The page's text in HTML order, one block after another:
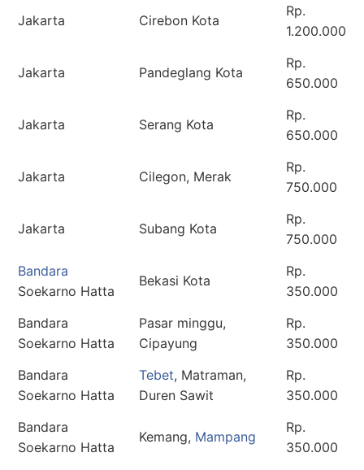
Jakarta Cirebon Kota
Rp.
1.200.000
Jakarta Pandeglang Kota
Rp.
650.000
Jakarta Serang Kota
Rp.
650.000
Jakarta Cilegon, Merak
Rp.
750.000
Jakarta Subang Kota
Rp.
750.000
Bandara
Soekarno Hatta
Bekasi Kota
Rp.
350.000
Bandara
Soekarno Hatta
Pasar minggu,
Cipayung
Rp.
350.000
Bandara
Soekarno Hatta
Tebet, Matraman,
Duren Sawit
Rp.
350.000
Bandara
Soekarno Hatta
Kemang, Mampang
Rp.
350.000